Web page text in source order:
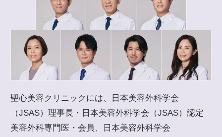
聖心美容クリニックには、日本美容外科学会
（JSAS）理事長・日本美容外科学会（JSAS）認定
美容外科専門医・会員、日本美容外科学会